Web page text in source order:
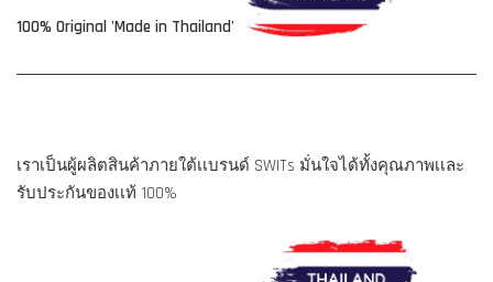
100% Original 'Made in Thailand'
เราเป็นผู้ผลิตสินค้าภายใต้เเบรนด์ SWITs มั่นใจได้ทั้งคุณภาพเเละ
รับประกันของเเท้ 100%